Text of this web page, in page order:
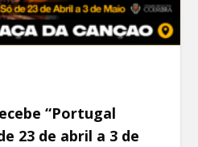
“Portugal
23 de abril a 3 de